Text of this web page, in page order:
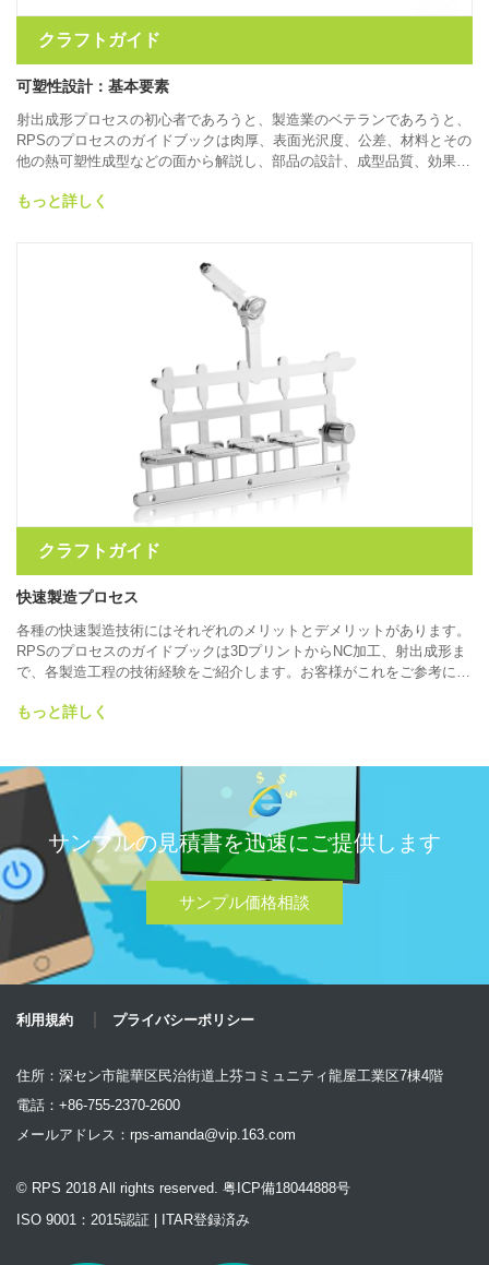
クラフトガイド
可塑性設計：基本要素
射出成形プロセスの初心者であろうと、製造業のベテランであろうと、
RPSのプロセスのガイドブックは肉厚、表面光沢度、公差、材料とその
他の熱可塑性成型などの面から解説し、部品の設計、成型品質、効果効
を作るためお手伝いをさせていただきます。
もっと詳しく
クラフトガイド
快速製造プロセス
各種の快速製造技術にはそれぞれのメリットとデメリットがあります。
RPSのプロセスのガイドブックは3DプリントからNC加工、射出成形ま
で、各製造工程の技術経験をご紹介します。お客様がこれをご参考にな
スをお選びいただけます。
もっと詳しく
サンプルの見積書を迅速にご提供します
サンプル価格相談
利用規約 プライバシーポリシー
住所：深セン市龍華区民治街道上芬コミュニティ龍屋工業区7棟4階
電話：+86-755-2370-2600
メールアドレス： rps-amanda@vip.163.com
© RPS 2018 All rights reserved. 粤ICP備18044888号
ISO 9001：2015認証 | ITAR登録済み